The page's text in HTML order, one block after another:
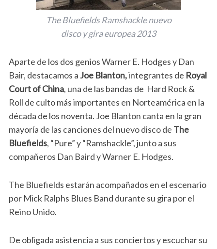
The Bluefields Ramshackle nuevo
disco y gira europea 2013
Aparte de los dos genios Warner E. Hodges y Dan
Bair, destacamos a Joe Blanton,integrantes de Royal
Court of China, una de las bandas de Hard Rock &
Roll de culto más importantes en Norteamérica en la
década de los noventa. Joe Blanton canta en la gran
mayoría de las canciones del nuevo disco de The
Bluefields, “Pure” y “Ramshackle”, junto a sus
compañeros Dan Baird y Warner E. Hodges.
The Bluefields estarán acompañados en el escenario
por Mick Ralphs Blues Band durante su gira por el
Reino Unido.
De obligada asistencia a sus conciertos y escuchar su